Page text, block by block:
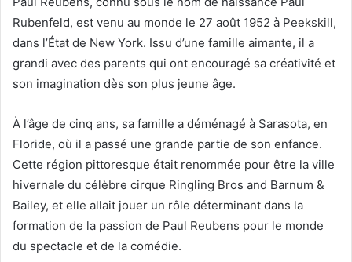
Rubenfeld, est venu au monde le 27 août 1952 à Peekskill,
dans l’État de New York. Issu d’une famille aimante, il a
grandi avec des parents qui ont encouragé sa créativité et
son imagination dès son plus jeune âge.
À l’âge de cinq ans, sa famille a déménagé à Sarasota, en
Floride, où il a passé une grande partie de son enfance.
Cette région pittoresque était renommée pour être la ville
hivernale du célèbre cirque Ringling Bros and Barnum &
Bailey, et elle allait jouer un rôle déterminant dans la
formation de la passion de Paul Reubens pour le monde
du spectacle et de la comédie.